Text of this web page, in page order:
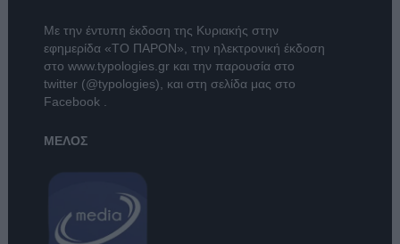
Με την έντυπη έκδοση της Κυριακής στην
εφημερίδα «ΤΟ ΠΑΡΟΝ», την ηλεκτρονική έκδοση
στο www.typologies.grκαι την παρουσία στο
twitter (@typologies), και στη σελίδα μας στο
Facebook .
ΜΕΛΟΣ